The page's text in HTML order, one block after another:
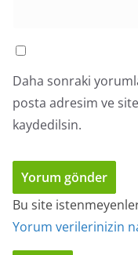
Daha sonraki
posta adresim ve
kaydedilsin.
Bu site
Yorum verilerinizin